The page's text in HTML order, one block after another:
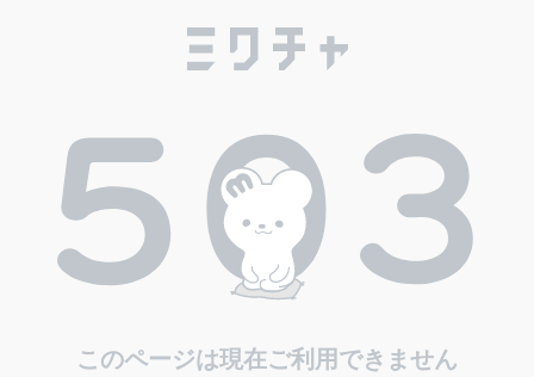
このページは現在ご利用できません